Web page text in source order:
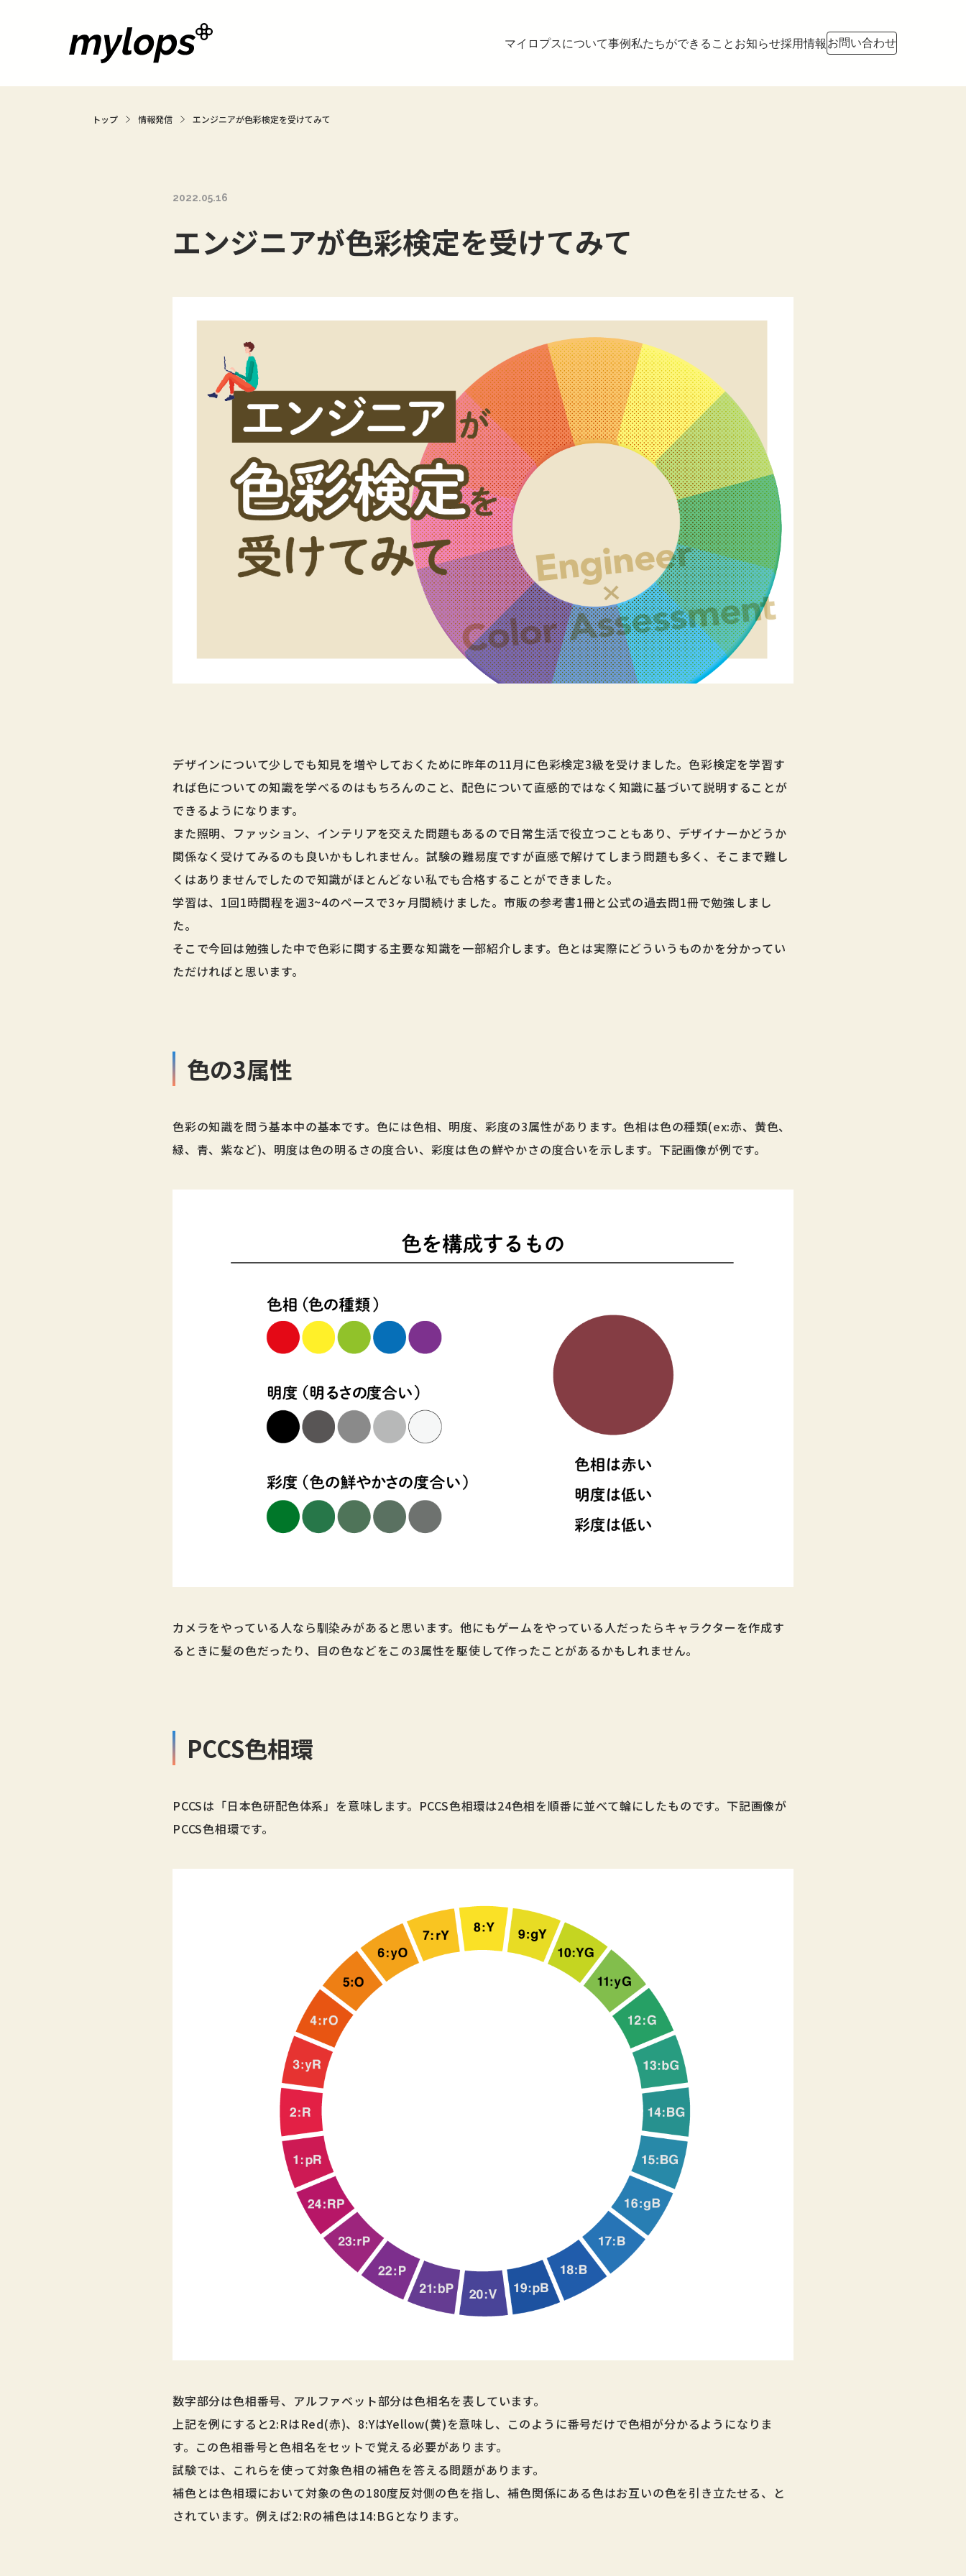
マイロプスについて事例私たちができること お知らせ採用情報 お問い合わせ
トップ 情報発信 エンジニアが色彩検定を受けてみて
2022.05.16
エンジニアが色彩検定を受けてみて
デザインについて少しでも知見を増やしておくために昨年の11月に色彩検定3級を受けました。色彩検定を学習す
れば色についての知識を学べるのはもちろんのこと、配色について直感的ではなく知識に基づいて説明することが
できるようになります。
また照明、ファッション、インテリアを交えた問題もあるので日常生活で役立つこともあり、デザイナーかどうか
関係なく受けてみるのも良いかもしれません。試験の難易度ですが直感で解けてしまう問題も多く、そこまで難し
くはありませんでしたので知識がほとんどない私でも合格することができました。
学習は、1回1時間程を週3~4のペースで3ヶ月間続けました。市販の参考書1冊と公式の過去問1冊で勉強しまし
た。
そこで今回は勉強した中で色彩に関する主要な知識を一部紹介します。色とは実際にどういうものかを分かってい
ただければと思います。
色の3属性
色彩の知識を問う基本中の基本です。色には色相、明度、彩度の3属性があります。色相は色の種類(ex:赤、黄色、
緑、青、紫など)、明度は色の明るさの度合い、彩度は色の鮮やかさの度合いを示します。下記画像が例です。
カメラをやっている人なら馴染みがあると思います。他にもゲームをやっている人だったらキャラクターを作成す
るときに髪の色だったり、目の色などをこの3属性を駆使して作ったことがあるかもしれません。
PCCS色相環
PCCSは「日本色研配色体系」を意味します。PCCS色相環は24色相を順番に並べて輪にしたものです。下記画像が
PCCS色相環です。
数字部分は色相番号、アルファベット部分は色相名を表しています。
上記を例にすると2:RはRed(赤)、8:YはYellow(黄)を意味し、このように番号だけで色相が分かるようになりま
す。この色相番号と色相名をセットで覚える必要があります。
試験では、これらを使って対象色相の補色を答える問題があります。
補色とは色相環において対象の色の180度反対側の色を指し、補色関係にある色はお互いの色を引き立たせる、と
されています。例えば2:Rの補色は14:BGとなります。